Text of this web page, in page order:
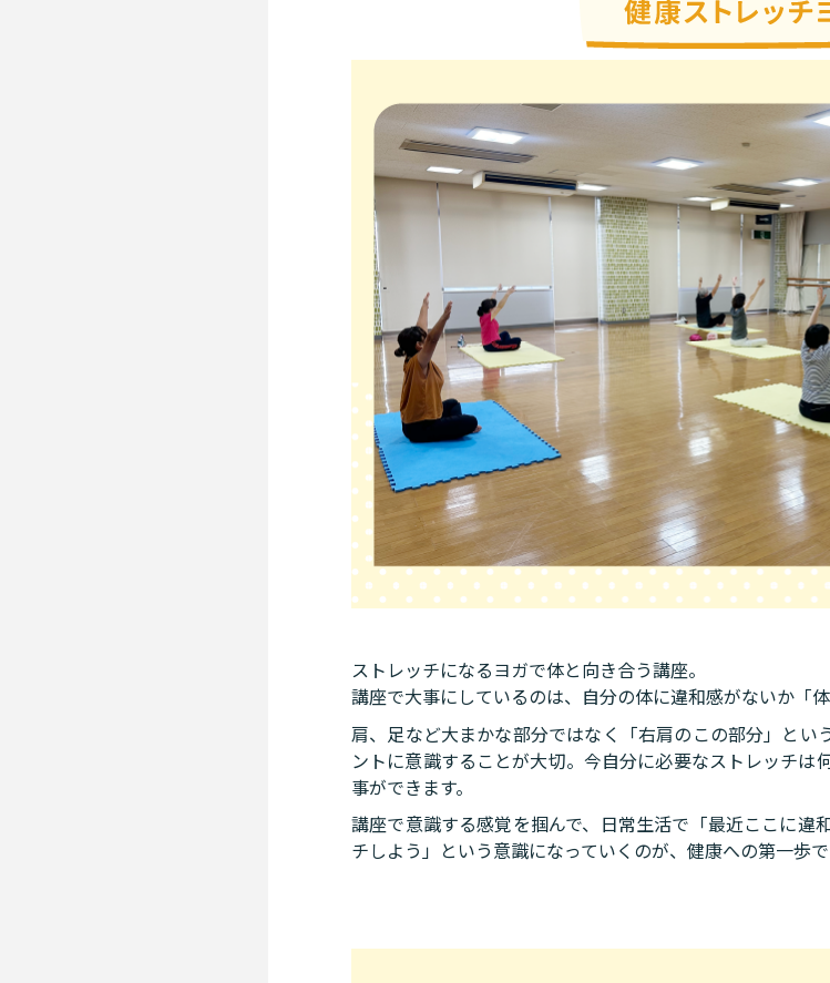
ストレッチになるヨガで体と向き合う講座。
講座で大事にしているのは、自分の体に違和感がないか「体
肩、足など大まかな部分ではなく「右肩のこの部分」とい
ントに意識することが大切。今自分に必要なストレッチは
事ができます。
講座で意識する感覚を掴んで、日常生活で「最近ここに
チしよう」という意識になっていくのが、健康への第一歩で